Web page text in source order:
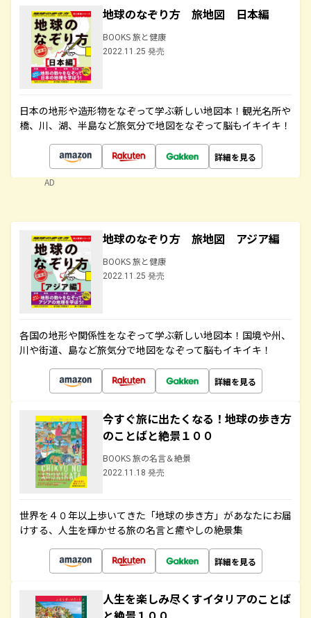
地球のなぞり方 旅地図 日本編
BOOKS 旅と健康
2022.11.25 発売
日本の地形や造形物をなぞって学ぶ新しい地図本！観光名所や
橋、川、湖、半島など旅気分で地図をなぞって脳もイキイキ！
詳細を見る
AD
地球のなぞり方 旅地図 アジア編
BOOKS 旅と健康
2022.11.25 発売
各国の地形や関係性をなぞって学ぶ新しい地図本！国境や州、
川や街道、島など旅気分で地図をなぞって脳もイキイキ！
詳細を見る
今すぐ旅に出たくなる！地球の歩き方
のことばと絶景１００
BOOKS 旅の名言＆絶景
2022.11.18 発売
世界を４０年以上歩いてきた「地球の歩き方」があなたにお届
けする、人生を輝かせる旅の名言と癒やしの絶景集
詳細を見る
人生を楽しみ尽くすイタリアのことば